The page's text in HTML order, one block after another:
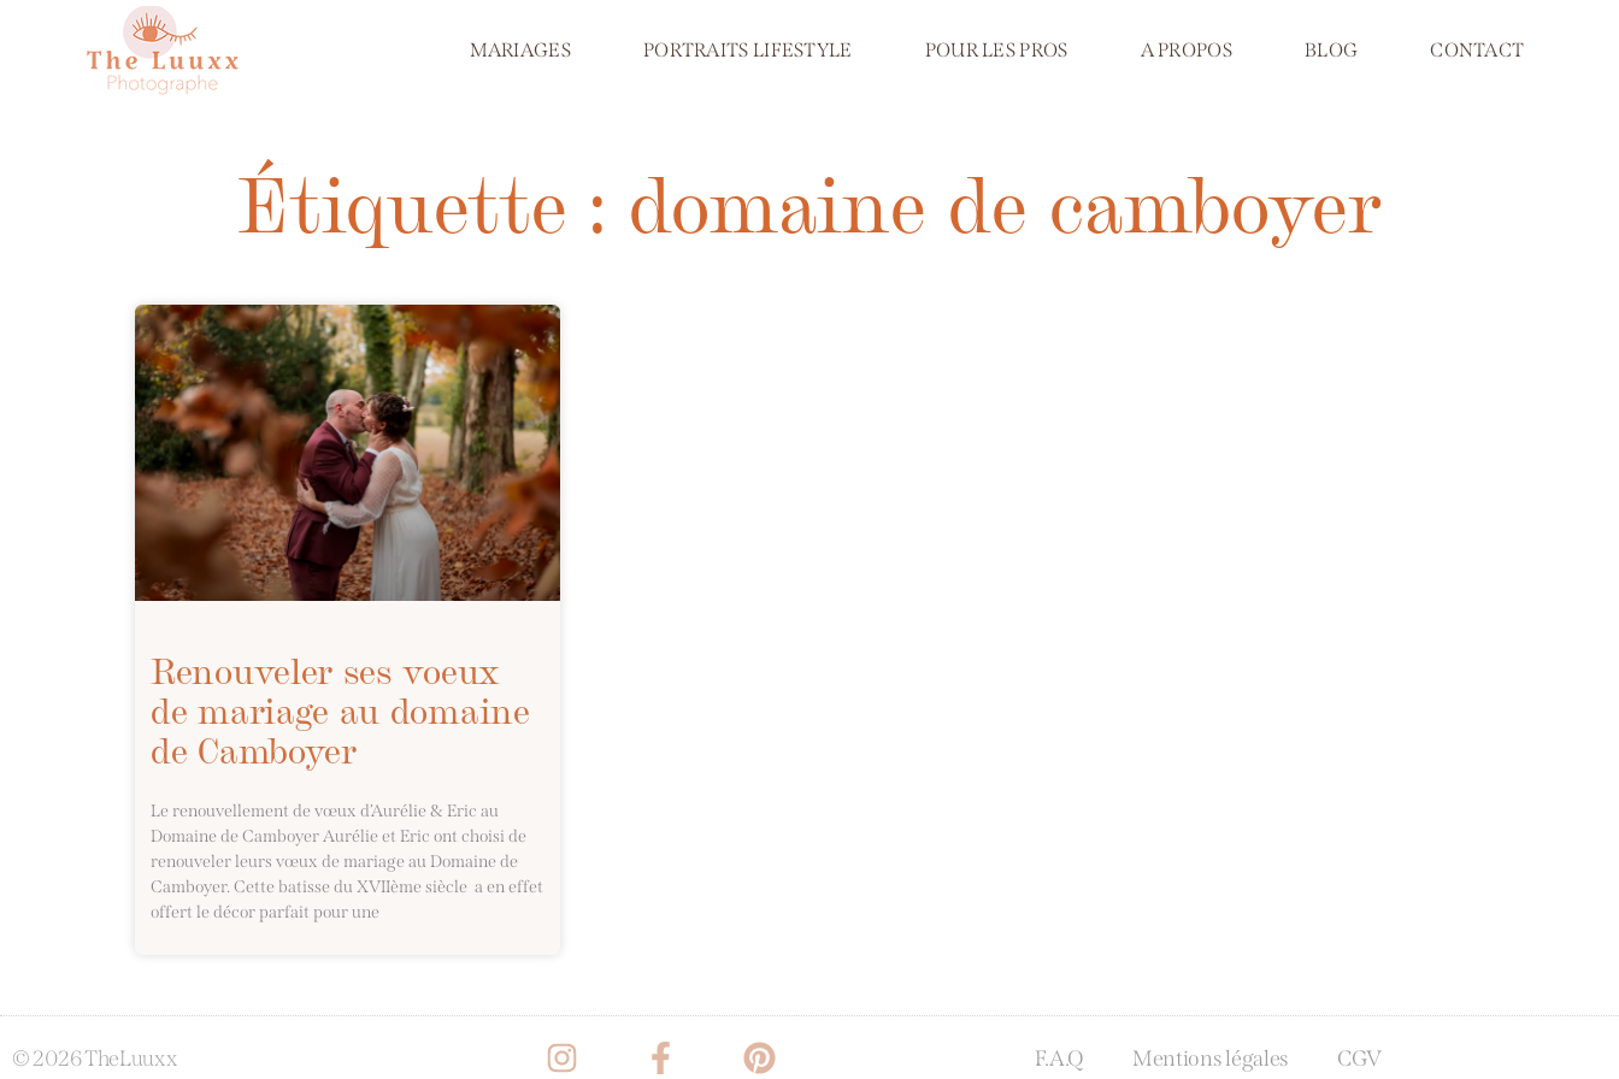
MARIAGES PORTRAITS LIFESTYLE POUR LES PROS A PROPOS BLOG CONTACT
Étiquette : domaine de camboyer
Renouveler ses voeux
de mariage au domaine
de Camboyer
Le renouvellement de vœux d’Aurélie & Eric au
Domaine de Camboyer Aurélie et Eric ont choisi de
renouveler leurs vœux de mariage au Domaine de
Camboyer. Cette batisse du XVIIème siècle a en effet
offert le décor parfait pour une
© 2026 TheLuuxx F.A.Q Mentions légales CGV